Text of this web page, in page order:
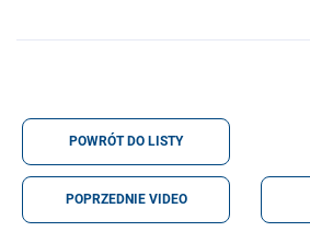
POWRÓT DO LISTY
POPRZEDNIE VIDEO